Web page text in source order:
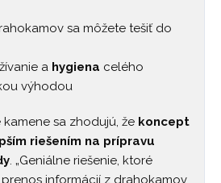
sa môžete tešiť do
a hygiena celého
výhodou
sa zhodujú, že koncept
riešením na prípravu
. „Geniálne riešenie, ktoré
prenos informácií z drahokamov